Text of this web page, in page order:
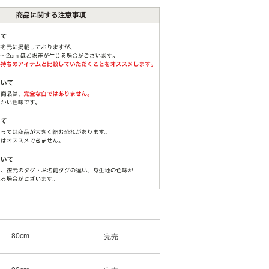
80cm 完売